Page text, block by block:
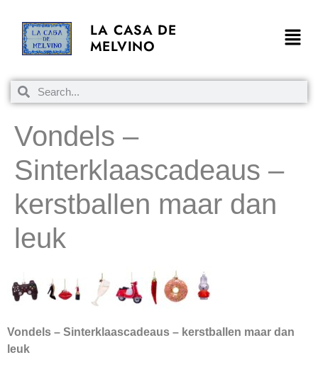
LA CASA DE
MELVINO
Vondels –
Sinterklaascadeaus –
kerstballen maar dan
leuk
Vondels – Sinterklaascadeaus – kerstballen maar dan
leuk